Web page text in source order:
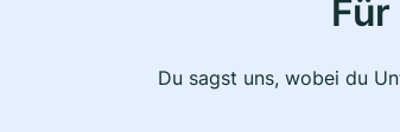
Du sagst uns, wobei du